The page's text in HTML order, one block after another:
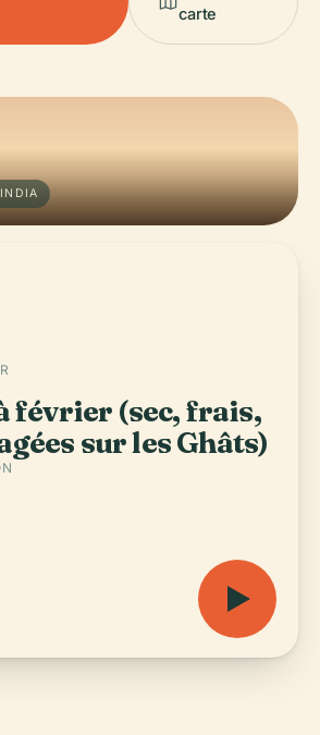
carte
février (sec, frais,
sur les Ghâts)